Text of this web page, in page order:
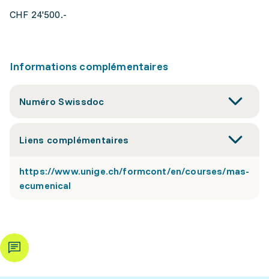
CHF 24'500.-
Informations complémentaires
Numéro Swissdoc
Liens complémentaires
https://www.unige.ch/formcont/en/courses/mas-
ecumenical